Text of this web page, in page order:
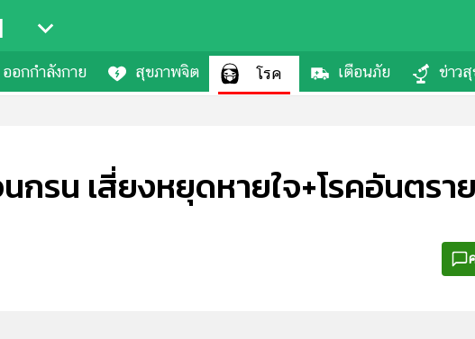
ออกกำลังกาย สุขภาพจิต โรค เตือนภัย ข่าว
กรน เสี่ยงหยุดหายใจ+โรคอันตรา